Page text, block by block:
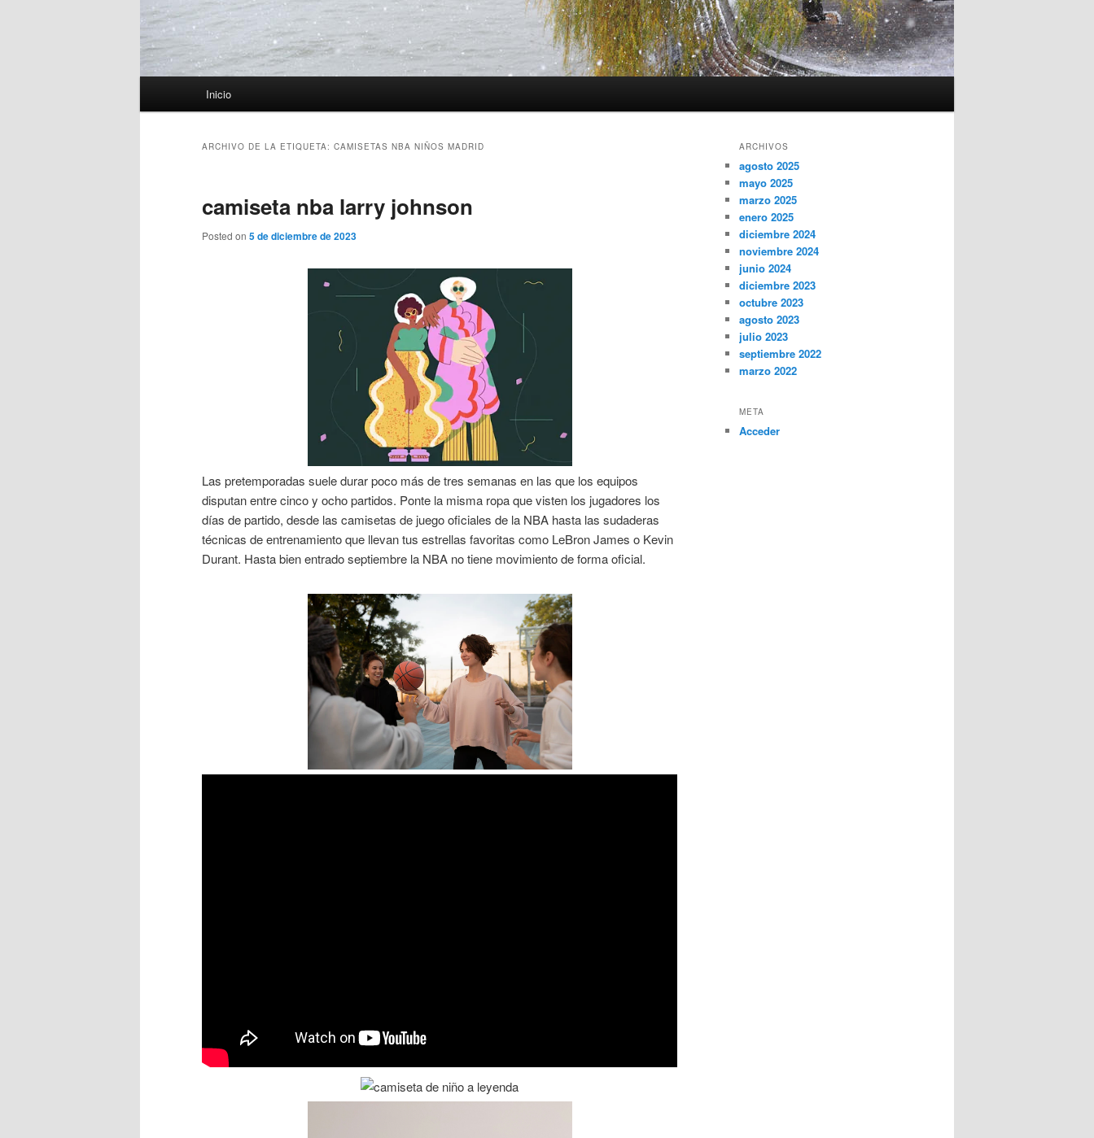
Inicio
ARCHIVO DE LA ETIQUETA: CAMISETAS NBA NIÑOS MADRID
camiseta nba larry johnson
Posted on 5 de diciembre de 2023
Las pretemporadas suele durar poco más de tres semanas en las que los equipos
disputan entre cinco y ocho partidos. Ponte la misma ropa que visten los jugadores los
días de partido, desde las camisetas de juego oficiales de la NBA hasta las sudaderas
técnicas de entrenamiento que llevan tus estrellas favoritas como LeBron James o Kevin
Durant. Hasta bien entrado septiembre la NBA no tiene movimiento de forma oficial.
ARCHIVOS
agosto 2025
mayo 2025
marzo 2025
enero 2025
diciembre 2024
noviembre 2024
junio 2024
diciembre 2023
octubre 2023
agosto 2023
julio 2023
septiembre 2022
marzo 2022
META
Acceder